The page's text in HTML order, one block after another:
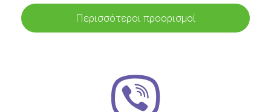
Περισσότεροι προορισμοί